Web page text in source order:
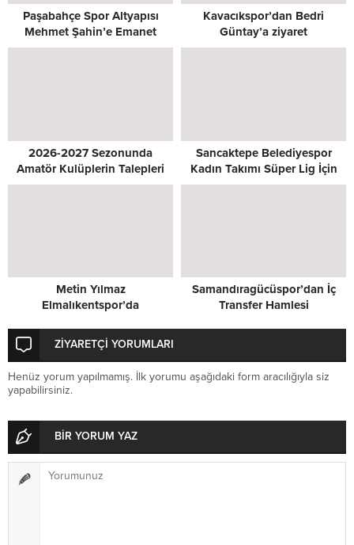
Paşabahçe Spor Altyapısı
Mehmet Şahin’e Emanet
Kavacıkspor’dan Bedri
Güntay’a ziyaret
2026-2027 Sezonunda
Amatör Kulüplerin Talepleri
Masada
Sancaktepe Belediyespor
Kadın Takımı Süper Lig İçin
Kenetlendi
Metin Yılmaz
Elmalıkentspor’da
Samandıragücüspor’dan İç
Transfer Hamlesi
ZİYARETÇİ YORUMLARI
Henüz yorum yapılmamış. İlk yorumu aşağıdaki form aracılığıyla siz
yapabilirsiniz.
BİR YORUM YAZ